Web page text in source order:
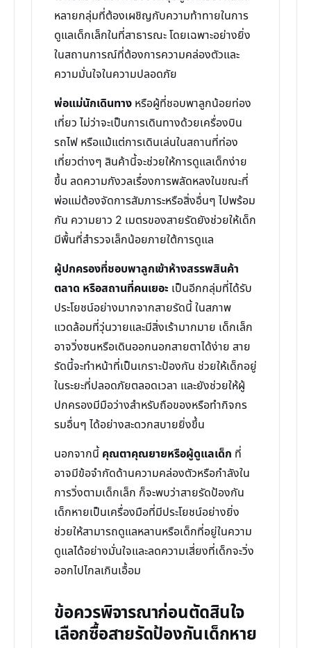
หลายกลุ่มที่ต้องเผชิญกับความท้าทายในการ
ดูแลเด็กเล็กในที่สาธารณะ โดยเฉพาะอย่างยิ่ง
ในสถานการณ์ที่ต้องการความคล่องตัวและ
ความมั่นใจในความปลอดภัย
พ่อแม่นักเดินทาง หรือผู้ที่ชอบพาลูกน้อยท่อง
เที่ยว ไม่ว่าจะเป็นการเดินทางด้วยเครื่องบิน
รถไฟ หรือแม้แต่การเดินเล่นในสถานที่ท่อง
เที่ยวต่างๆ สินค้านี้จะช่วยให้การดูแลเด็กง่าย
ขึ้น ลดความกังวลเรื่องการพลัดหลงในขณะที่
พ่อแม่ต้องจัดการสัมภาระหรือสิ่งอื่นๆ ไปพร้อม
กัน ความยาว 2 เมตรของสายรัดยังช่วยให้เด็ก
มีพื้นที่สำรวจเล็กน้อยภายใต้การดูแล
ผู้ปกครองที่ชอบพาลูกเข้าห้างสรรพสินค้า
ตลาด หรือสถานที่คนเยอะ เป็นอีกกลุ่มที่ได้รับ
ประโยชน์อย่างมากจากสายรัดนี้ ในสภาพ
แวดล้อมที่วุ่นวายและมีสิ่งเร้ามากมาย เด็กเล็ก
อาจวิ่งซนหรือเดินออกนอกสายตาได้ง่าย สาย
รัดนี้จะทำหน้าที่เป็นเกราะป้องกัน ช่วยให้เด็กอยู่
ในระยะที่ปลอดภัยตลอดเวลา และยังช่วยให้ผู้
ปกครองมีมือว่างสำหรับถือของหรือทำกิจกร
รมอื่นๆ ได้อย่างสะดวกสบายยิ่งขึ้น
นอกจากนี้ คุณตาคุณยายหรือผู้ดูแลเด็ก ที่
อาจมีข้อจำกัดด้านความคล่องตัวหรือกำลังใน
การวิ่งตามเด็กเล็ก ก็จะพบว่าสายรัดป้องกัน
เด็กหายเป็นเครื่องมือที่มีประโยชน์อย่างยิ่ง
ช่วยให้สามารถดูแลหลานหรือเด็กที่อยู่ในความ
ดูแลได้อย่างมั่นใจและลดความเสี่ยงที่เด็กจะวิ่ง
ออกไปไกลเกินเอื้อม
ข้อควรพิจารณาก่อนตัดสินใจ
เลือกซื้อสายรัดป้องกันเด็กหาย